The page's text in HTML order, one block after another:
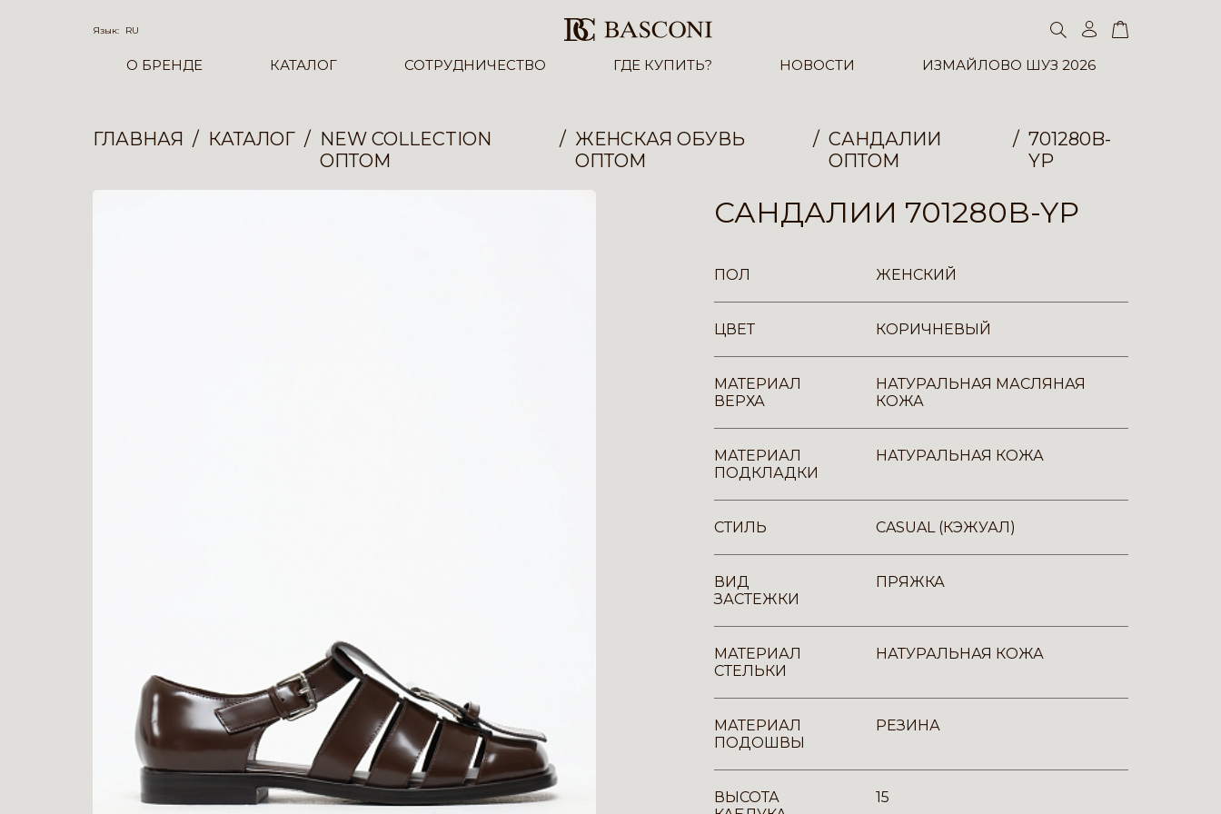
Язык: RU
О БРЕНДЕ КАТАЛОГ СОТРУДНИЧЕСТВО ГДЕ КУПИТЬ? НОВОСТИ ИЗМАЙЛОВО ШУЗ 2026
ГЛАВНАЯ КАТАЛОГ
NEW COLLECTION
ОПТОМ
ЖЕНСКАЯ ОБУВЬ
ОПТОМ
САНДАЛИИ
ОПТОМ
701280B-
YP
САНДАЛИИ 701280B-YP
ПОЛ ЖЕНСКИЙ
ЦВЕТ КОРИЧНЕВЫЙ
МАТЕРИАЛ
ВЕРХА
НАТУРАЛЬНАЯ МАСЛЯНАЯ
КОЖА
МАТЕРИАЛ
ПОДКЛАДКИ
НАТУРАЛЬНАЯ КОЖА
СТИЛЬ CASUAL (КЭЖУАЛ)
ВИД
ЗАСТЕЖКИ
ПРЯЖКА
МАТЕРИАЛ
СТЕЛЬКИ
НАТУРАЛЬНАЯ КОЖА
МАТЕРИАЛ
ПОДОШВЫ
РЕЗИНА
ВЫСОТА
15